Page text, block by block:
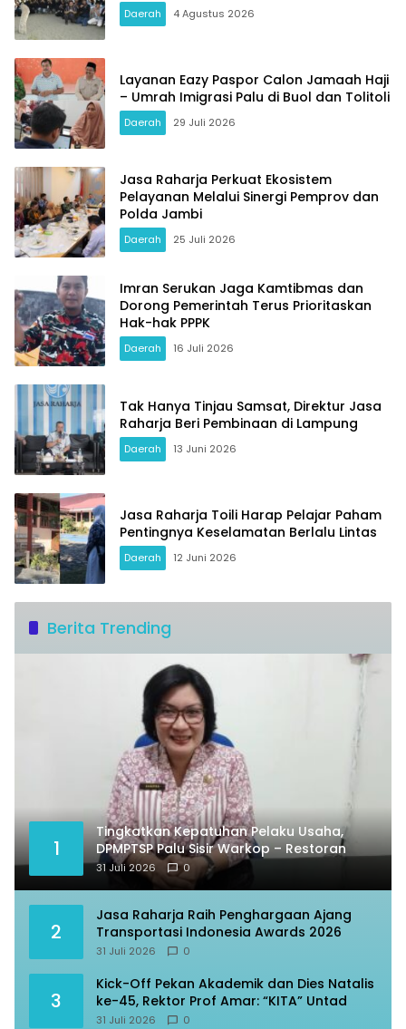
Daerah 4 Agustus 2026
Layanan Eazy Paspor Calon Jamaah Haji
– Umrah Imigrasi Palu di Buol dan Tolitoli
Daerah 29 Juli 2026
Jasa Raharja Perkuat Ekosistem
Pelayanan Melalui Sinergi Pemprov dan
Polda Jambi
Daerah 25 Juli 2026
Imran Serukan Jaga Kamtibmas dan
Dorong Pemerintah Terus Prioritaskan
Hak-hak PPPK
Daerah 16 Juli 2026
Tak Hanya Tinjau Samsat, Direktur Jasa
Raharja Beri Pembinaan di Lampung
Daerah 13 Juni 2026
Jasa Raharja Toili Harap Pelajar Paham
Pentingnya Keselamatan Berlalu Lintas
Daerah 12 Juni 2026
Berita Trending
1
Tingkatkan Kepatuhan Pelaku Usaha,
DPMPTSP Palu Sisir Warkop – Restoran
31 Juli 2026 0
2
Jasa Raharja Raih Penghargaan Ajang
Transportasi Indonesia Awards 2026
31 Juli 2026 0
3
Kick-Off Pekan Akademik dan Dies Natalis
ke-45, Rektor Prof Amar: “KITA” Untad
31 Juli 2026 0